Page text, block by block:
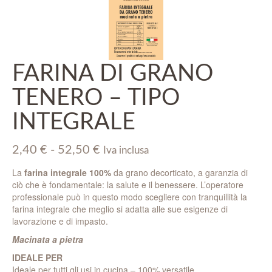
FARINA DI GRANO
TENERO – TIPO
INTEGRALE
2,40 € - 52,50 € Fascia
prezzo:
da
2,40 €
a
52,50 €
Iva inclusa
La farina integrale 100% da grano decorticato, a garanzia di
ciò che è fondamentale: la salute e il benessere. L’operatore
professionale può in questo modo scegliere con tranquillità la
farina integrale che meglio si adatta alle sue esigenze di
lavorazione e di impasto.
Macinata a pietra
IDEALE PER
Ideale per tutti gli usi in cucina – 100% versatile